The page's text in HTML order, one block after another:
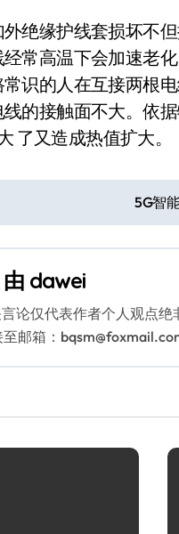
绝缘护线套损坏不
常高温下会加速老
识的人在互接两根
的接触面不大。依
了又造成热值扩大。
5G智
由 dawei
论仅代表作者个人观点
邮箱：